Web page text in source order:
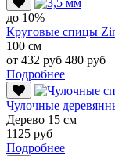
до 10%
Круговые спицы
100 см
от 432 руб 480 руб
Подробнее
Чулочные
Дерево 15 см
1125 руб
Подробнее